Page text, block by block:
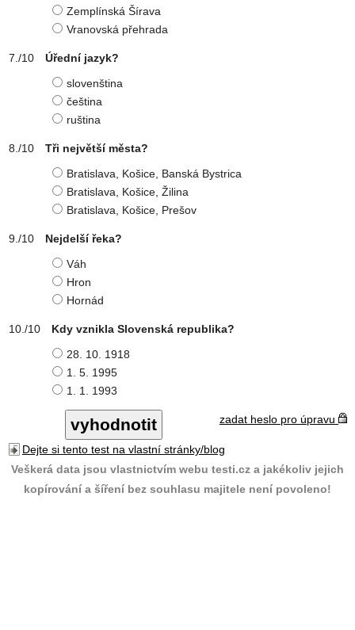
Zemplínská Šírava
Vranovská přehrada
Úřední jazyk?
slovenština
čeština
ruština
Tři největší města?
Bratislava, Košice, Banská Bystrica
Bratislava, Košice, Žilina
Bratislava, Košice, Prešov
Nejdelší řeka?
Váh
Hron
Hornád
Kdy vznikla Slovenská republika?
28. 10. 1918
1. 5. 1995
1. 1. 1993
zadat heslo pro úpravu
Dejte si tento test na vlastní stránky/blog
Veškerá data jsou vlastnictvím webu testi.cz a jakékoliv jejich
kopírování a šíření bez souhlasu majitele není povoleno!